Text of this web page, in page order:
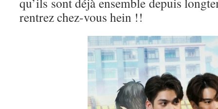
rentrez chez-vous hein !!